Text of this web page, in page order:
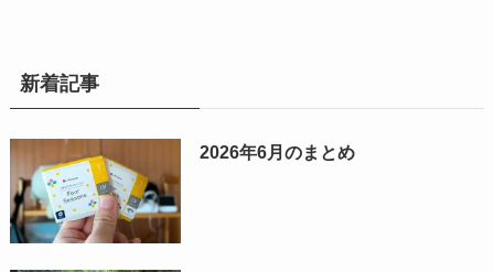
新着記事
2026年6月のまとめ